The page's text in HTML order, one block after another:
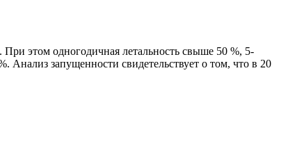
этом одногодичная летальность свыше 50 %, 5-
запущенности свидетельствует о том, что в 20